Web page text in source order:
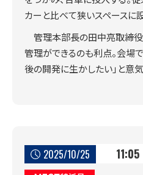
カーと比べて狭いスペースに
管理本部長の田中亮取締役
管理ができるのも利点。会場
後の開発に生かしたい」と意気
2025/10/25 11:05